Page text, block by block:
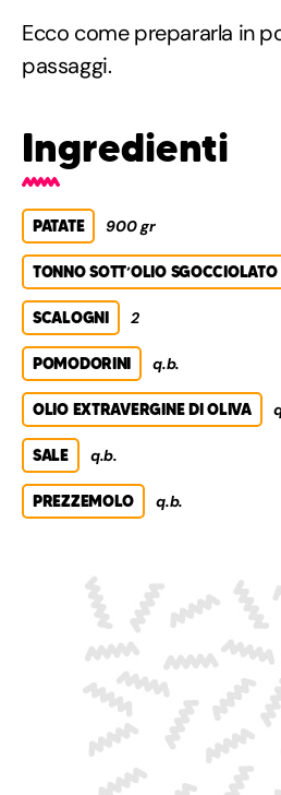
Ecco come prepararla in
passaggi.
Ingredienti
PATATE 900 gr
TONNO SOTT’OLIO SGOCCIOLATO
SCALOGNI 2
POMODORINI q.b.
OLIO EXTRAVERGINE DI OLIVA
SALE q.b.
PREZZEMOLO q.b.